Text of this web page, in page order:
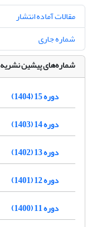
مقالات آماده انتشار
شماره جاری
شماره‌های پیشین نشریه
دوره 15 (1404)
دوره 14 (1403)
دوره 13 (1402)
دوره 12 (1401)
دوره 11 (1400)